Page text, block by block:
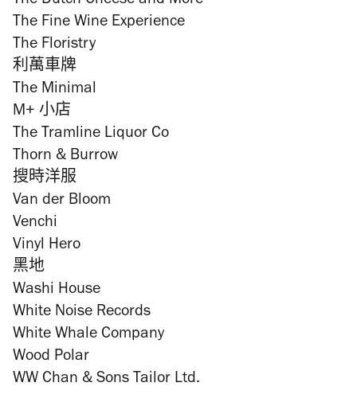
The Fine Wine Experience
The Floristry
利萬車牌
The Minimal
M+ 小店
The Tramline Liquor Co
Thorn & Burrow
搜時洋服
Van der Bloom
Venchi
Vinyl Hero
黑地
Washi House
White Noise Records
White Whale Company
Wood Polar
WW Chan & Sons Tailor Ltd.